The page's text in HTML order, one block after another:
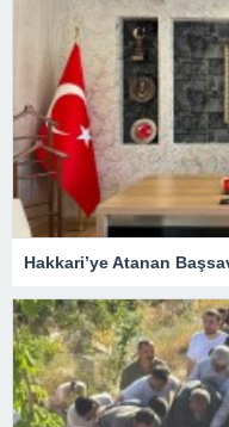
Hakkari’ye Atanan